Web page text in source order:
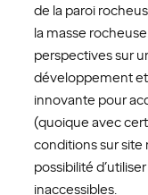
de la paroi
la masse
perspectives sur
développement
innovante pour
(quoique avec
conditions sur site
possibilité
inaccessibles.